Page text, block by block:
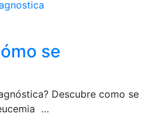
se
Descubre como se
…